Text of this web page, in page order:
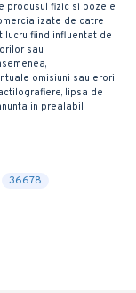
produsul fizic si pozele
de catre
lucru fiind influentat de
sau
omisiuni sau erori
lipsa de
in prealabil.
36678